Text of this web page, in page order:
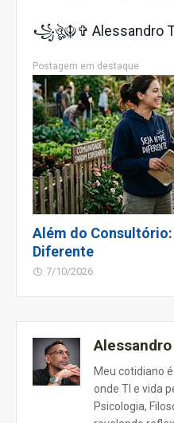
꧁ঔৣ☬✞ Alessandro
Postagem em destaque
Além do
Diferente
7/10/2026
Meu cotidiano
onde TI e vida
Psicologia,